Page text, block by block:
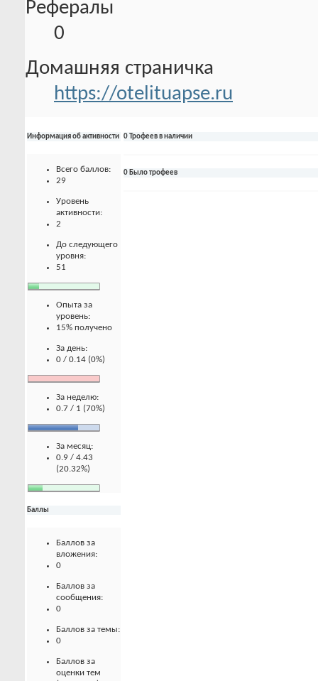
Рефералы
0
Домашняя страничка
https://otelituapse.ru
Информация об активности
Всего баллов:
29
Уровень
активности:
2
До следующего
уровня:
51
Опыта за
уровень:
15% получено
За день:
0 / 0.14 (0%)
За неделю:
0.7 / 1 (70%)
За месяц:
0.9 / 4.43
(20.32%)
Баллы
Баллов за
вложения:
0
Баллов за
сообщения:
0
Баллов за темы:
0
Баллов за
оценки тем
0 Трофеев в наличии
0 Было трофеев